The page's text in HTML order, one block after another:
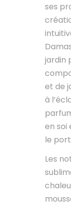
ses
jardin
et de
à
en soi
le
Les